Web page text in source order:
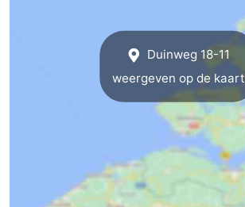
Duinweg 18-11
weergeven op de kaart